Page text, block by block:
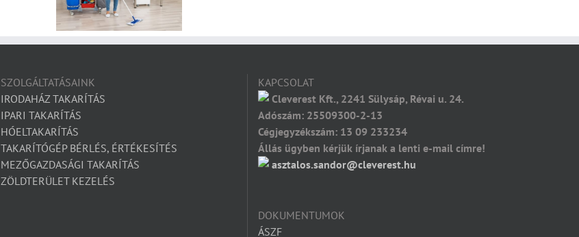
SZOLGÁLTATÁSAINK
IRODAHÁZ TAKARÍTÁS
IPARI TAKARÍTÁS
HÓELTAKARÍTÁS
TAKARÍTÓGÉP BÉRLÉS, ÉRTÉKESÍTÉS
MEZŐGAZDASÁGI TAKARÍTÁS
ZÖLDTERÜLET KEZELÉS
KAPCSOLAT
Cleverest Kft., 2241 Sülysáp, Révai u. 24.
Adószám: 25509300-2-13
Cégjegyzékszám: 13 09 233234
Állás ügyben kérjük írjanak a lenti e-mail címre!
asztalos.sandor@cleverest.hu
DOKUMENTUMOK
ÁSZF